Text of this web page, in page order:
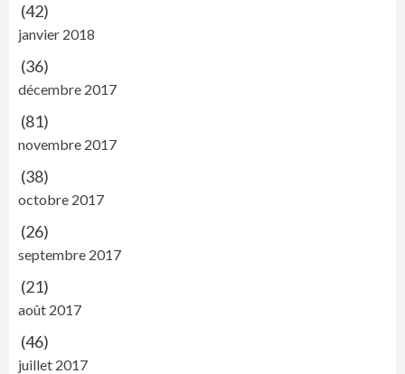
(42)
janvier 2018
(36)
décembre 2017
(81)
novembre 2017
(38)
octobre 2017
(26)
septembre 2017
(21)
août 2017
(46)
juillet 2017